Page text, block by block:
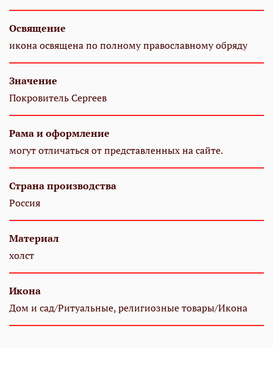
Освящение
икона освящена по полному православному обряду
Значение
Покровитель Сергеев
Рама и оформление
могут отличаться от представленных на сайте.
Страна производства
Россия
Материал
холст
Икона
Дом и сад/Ритуальные, религиозные товары/Икона